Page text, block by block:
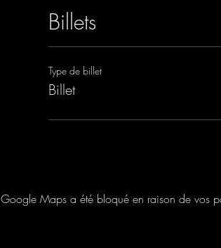
Billets
Type de billet
Billet
Google Maps a été bloqué en raison de vos